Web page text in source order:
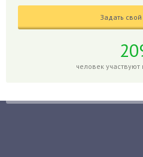
Годжи
Голубика
Задать
человек